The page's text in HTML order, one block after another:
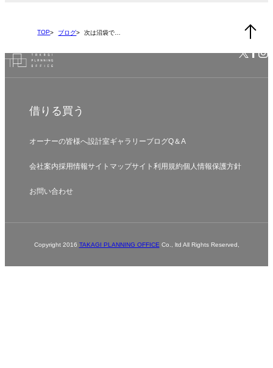
TOP ブログ 次は沼袋で…
借りる 買う
オーナーの皆様へ設計室ギャラリーブログQ＆A
会社案内採用情報サイトマップサイト利用規約個人情報保護方針
お問い合わせ
Copyright 2016 TAKAGI PLANNING OFFICE Co., ltd All Rights Reserved,